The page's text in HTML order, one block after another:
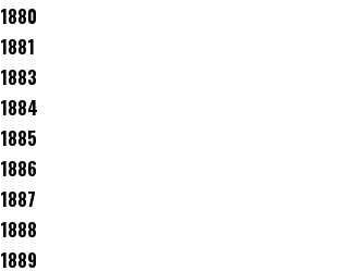
1880
1881
1883
1884
1885
1886
1887
1888
1889